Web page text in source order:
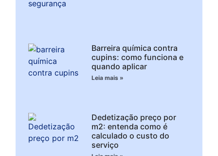
Barreira química contra
cupins: como funciona e
quando aplicar
Leia mais »
Dedetização preço por
m2: entenda como é
calculado o custo do
serviço